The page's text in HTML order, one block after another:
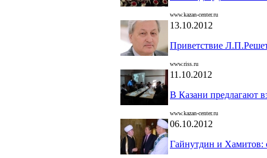
www.kazan-center.ru
13.10.2012
Приветствие
www.riss.ru
11.10.2012
В Казани предлагают
www.kazan-center.ru
06.10.2012
Гайнутдин и Хамитов: